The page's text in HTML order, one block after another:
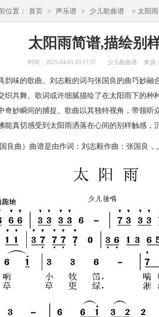
位置： 首页 > 声乐谱 > 少儿歌曲谱 > 太阳
太阳雨简谱,描绘别
时间：2025-04-01 03:17:57 少儿歌曲谱 来源
韵味的歌曲。刘志毅的词与张国良的曲巧妙融
织共舞。歌词或许细腻描绘了在太阳雨下的种
奇妙瞬间的捕捉。歌曲以其独特视角，带领听
能真切感受到太阳雨洒落在心间的别样触感，
良曲）曲谱是由作词：刘志毅作曲：张国良，